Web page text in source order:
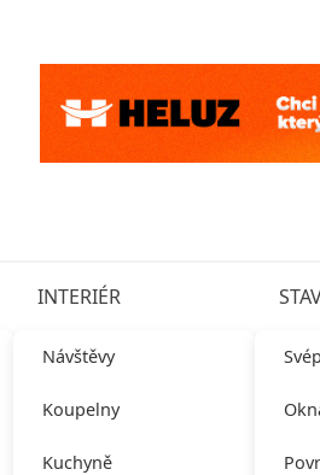
INTERIÉR
Návštěvy
Koupelny
Kuchyně